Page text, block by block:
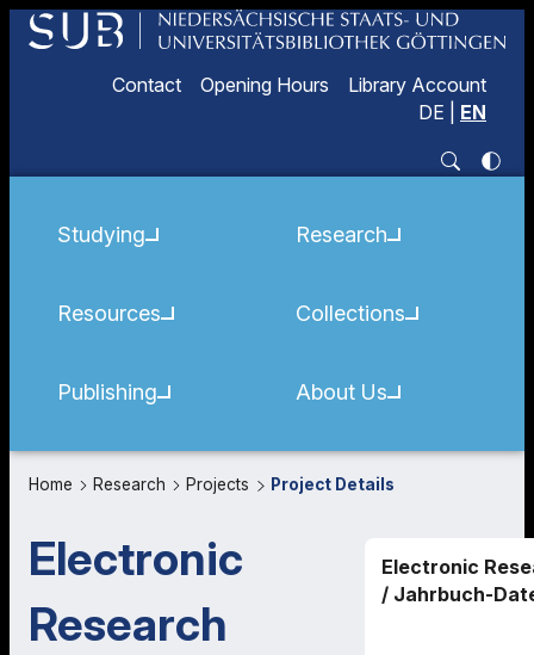
Contact Opening Hours
Library Account
DE
EN
Studying
Resources
Publishing
Research
Collections
About Us
Home Research Projects Project Details
Electronic
Research
Electronic
/ Jahrbuch-